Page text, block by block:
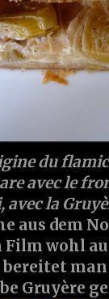
du
avec le
avec la
aus dem
Film wohl
bereitet
Gruyère